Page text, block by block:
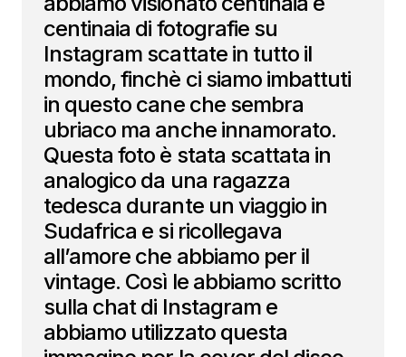
centinaia di fotografie su
Instagram scattate in tutto il
mondo, finchè ci siamo imbattuti
in questo cane che sembra
ubriaco ma anche innamorato.
Questa foto è stata scattata in
analogico da una ragazza
tedesca durante un viaggio in
Sudafrica e si ricollegava
all’amore che abbiamo per il
vintage. Così le abbiamo scritto
sulla chat di Instagram e
abbiamo utilizzato questa